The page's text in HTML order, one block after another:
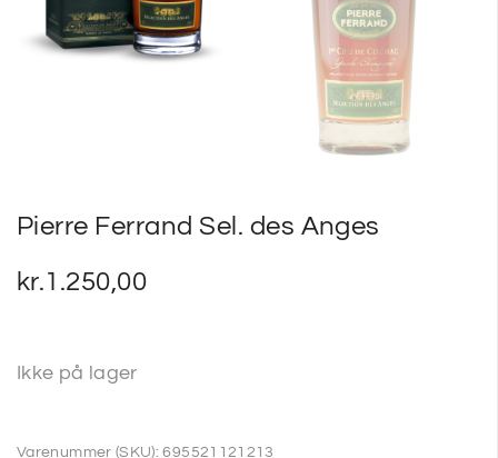
Pierre Ferrand Sel. des Anges
kr.1.250,00
Ikke på lager
Varenummer (SKU):695521121213